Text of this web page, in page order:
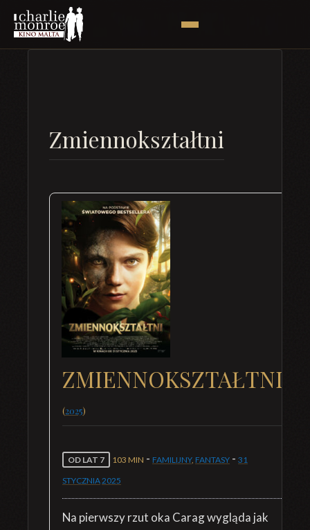
Zmiennokształtni
ZMIENNOKSZTAŁTNI
(2025)
OD LAT 7 103 MIN - FAMILIJNY, FANTASY - 31
STYCZNIA2025
Na pierwszy rzut oka Carag wygląda jak